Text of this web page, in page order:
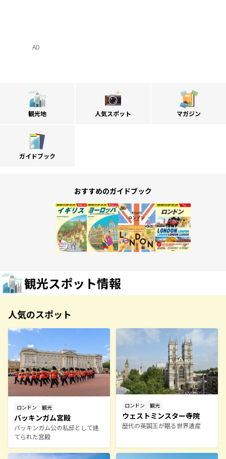
AD
観光地 人気スポット マガジン
ガイドブック
おすすめのガイドブック
観光スポット情報
人気のスポット
ロンドン 観光
バッキンガム宮殿
バッキンガム公の私邸として建
てられた宮殿
ロンドン 観光
ウェストミンスター寺院
歴代の英国王が眠る世界遺産